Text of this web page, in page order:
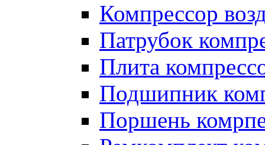
Компрессор
Патрубок
Плита
Подшипник
Поршень